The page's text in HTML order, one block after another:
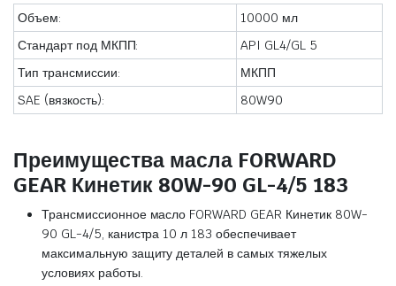
Объем:
10000 мл
Стандарт под МКПП:
API GL4/GL 5
Тип трансмиссии:
МКПП
SAE (вязкость):
80W90
Преимущества масла FORWARD
GEAR Кинетик 80W-90 GL-4/5 183
Трансмиссионное масло FORWARD GEAR Кинетик 80W-
90 GL-4/5, канистра 10 л 183 обеспечивает
максимальную защиту деталей в самых тяжелых
условиях работы.